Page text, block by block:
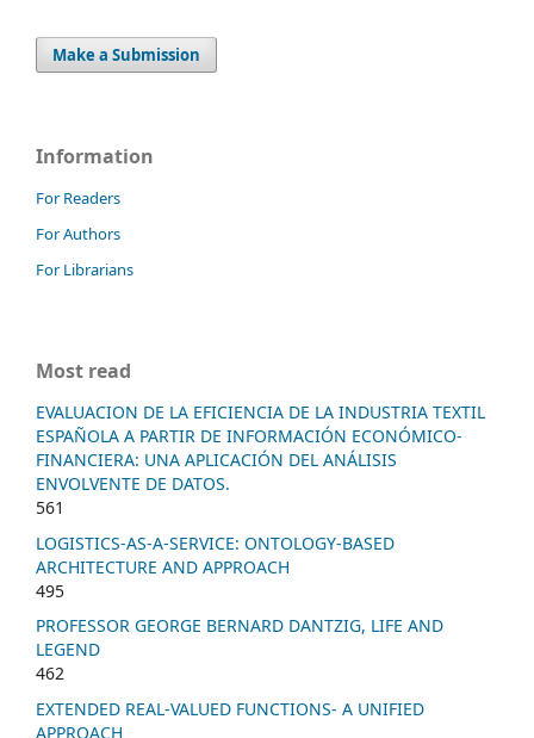
Make a Submission
Information
For Readers
For Authors
For Librarians
Most read
EVALUACION DE LA EFICIENCIA DE LA INDUSTRIA TEXTIL
ESPAÑOLA A PARTIR DE INFORMACIÓN ECONÓMICO-
FINANCIERA: UNA APLICACIÓN DEL ANÁLISIS
ENVOLVENTE DE DATOS.
561
LOGISTICS-AS-A-SERVICE: ONTOLOGY-BASED
ARCHITECTURE AND APPROACH
495
PROFESSOR GEORGE BERNARD DANTZIG, LIFE AND
LEGEND
462
EXTENDED REAL-VALUED FUNCTIONS- A UNIFIED
APPROACH